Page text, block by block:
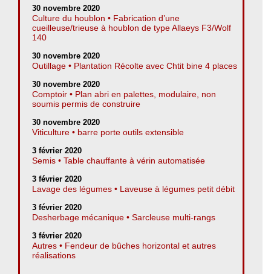
30 novembre 2020
Culture du houblon • Fabrication d’une
cueilleuse/trieuse à houblon de type Allaeys F3/Wolf
140
30 novembre 2020
Outillage • Plantation Récolte avec Chtit bine 4 places
30 novembre 2020
Comptoir • Plan abri en palettes, modulaire, non
soumis permis de construire
30 novembre 2020
Viticulture • barre porte outils extensible
3 février 2020
Semis • Table chauffante à vérin automatisée
3 février 2020
Lavage des légumes • Laveuse à légumes petit débit
3 février 2020
Desherbage mécanique • Sarcleuse multi-rangs
3 février 2020
Autres • Fendeur de bûches horizontal et autres
réalisations